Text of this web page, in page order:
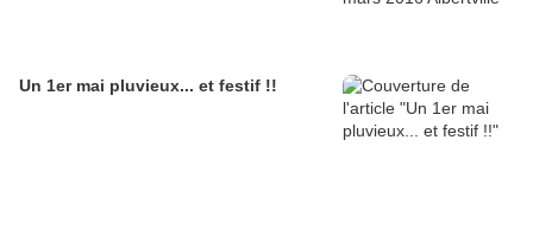
Un 1er mai pluvieux... et festif !!